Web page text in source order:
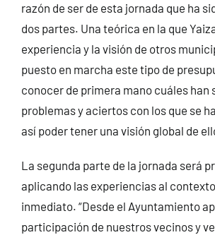
razón de ser de esta jornada que ha
dos partes. Una teórica en la que
experiencia y la visión de otros
puesto en marcha este tipo de
conocer de primera mano cuáles han
problemas y aciertos con los que se
así poder tener una visión global de
La segunda parte de la jornada será
aplicando las experiencias al
inmediato. “Desde el Ayuntamiento
participación de nuestros vecinos y